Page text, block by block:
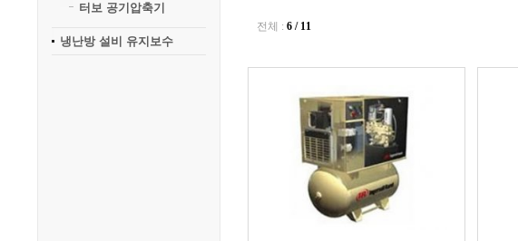
터보 공기압축기
냉난방 설비 유지보수
전체 : 6 / 11